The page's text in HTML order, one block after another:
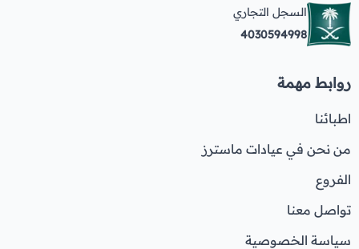
السجل التجاري
4030594998
روابط مهمة
اطبائنا
من نحن في عيادات ماسترز
الفروع
تواصل معنا
سياسة الخصوصية